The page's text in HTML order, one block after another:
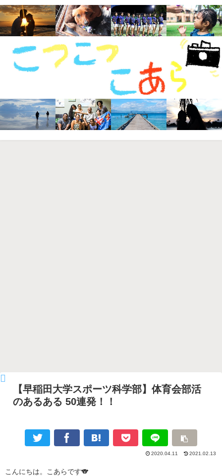
【早稲田大学スポーツ科学部】体育会部活
のあるある 50連発！！
2020.04.11 2021.02.13
こんにちは。こあらです🐨